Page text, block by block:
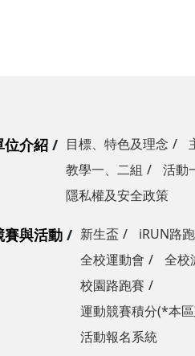
位介紹 目標、特色及理念
教學一、二組
活動
隱私權及安全政策
賽與活動 新生盃 iRUN路
全校運動會
全校
校園路跑賽
運動競賽積分(*本
活動報名系統